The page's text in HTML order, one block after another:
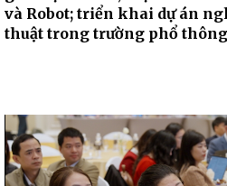
và Robot; triển khai dự án
thuật trong trường phổ